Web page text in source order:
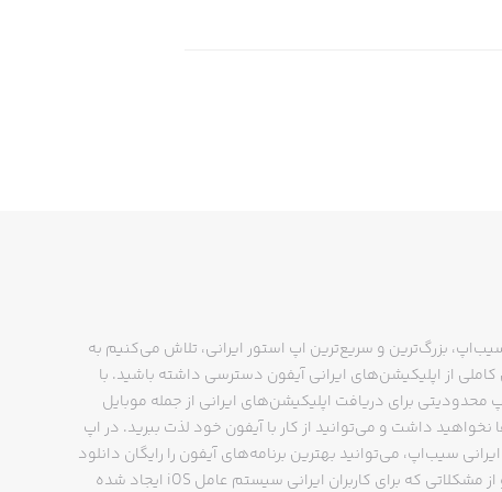
بزرگ‌ترین و سریع‌ترین اپ استور ایرانی، تلاش می‌کنیم به
از اپلیکیشن‌های ایرانی آیفون دسترسی داشته باشید. با
برای دریافت اپلیکیشن‌های ایرانی از جمله موبایل
نخواهید داشت و می‌توانید از کار با آیفون خود لذت ببرید. در اپ
سیب‌اپ، می‌توانید بهترین برنامه‌های آیفون را رایگان دانلود
کنید و از مشکلاتی که برای کاربران ایرانی سیستم عامل iOS ایجاد شده